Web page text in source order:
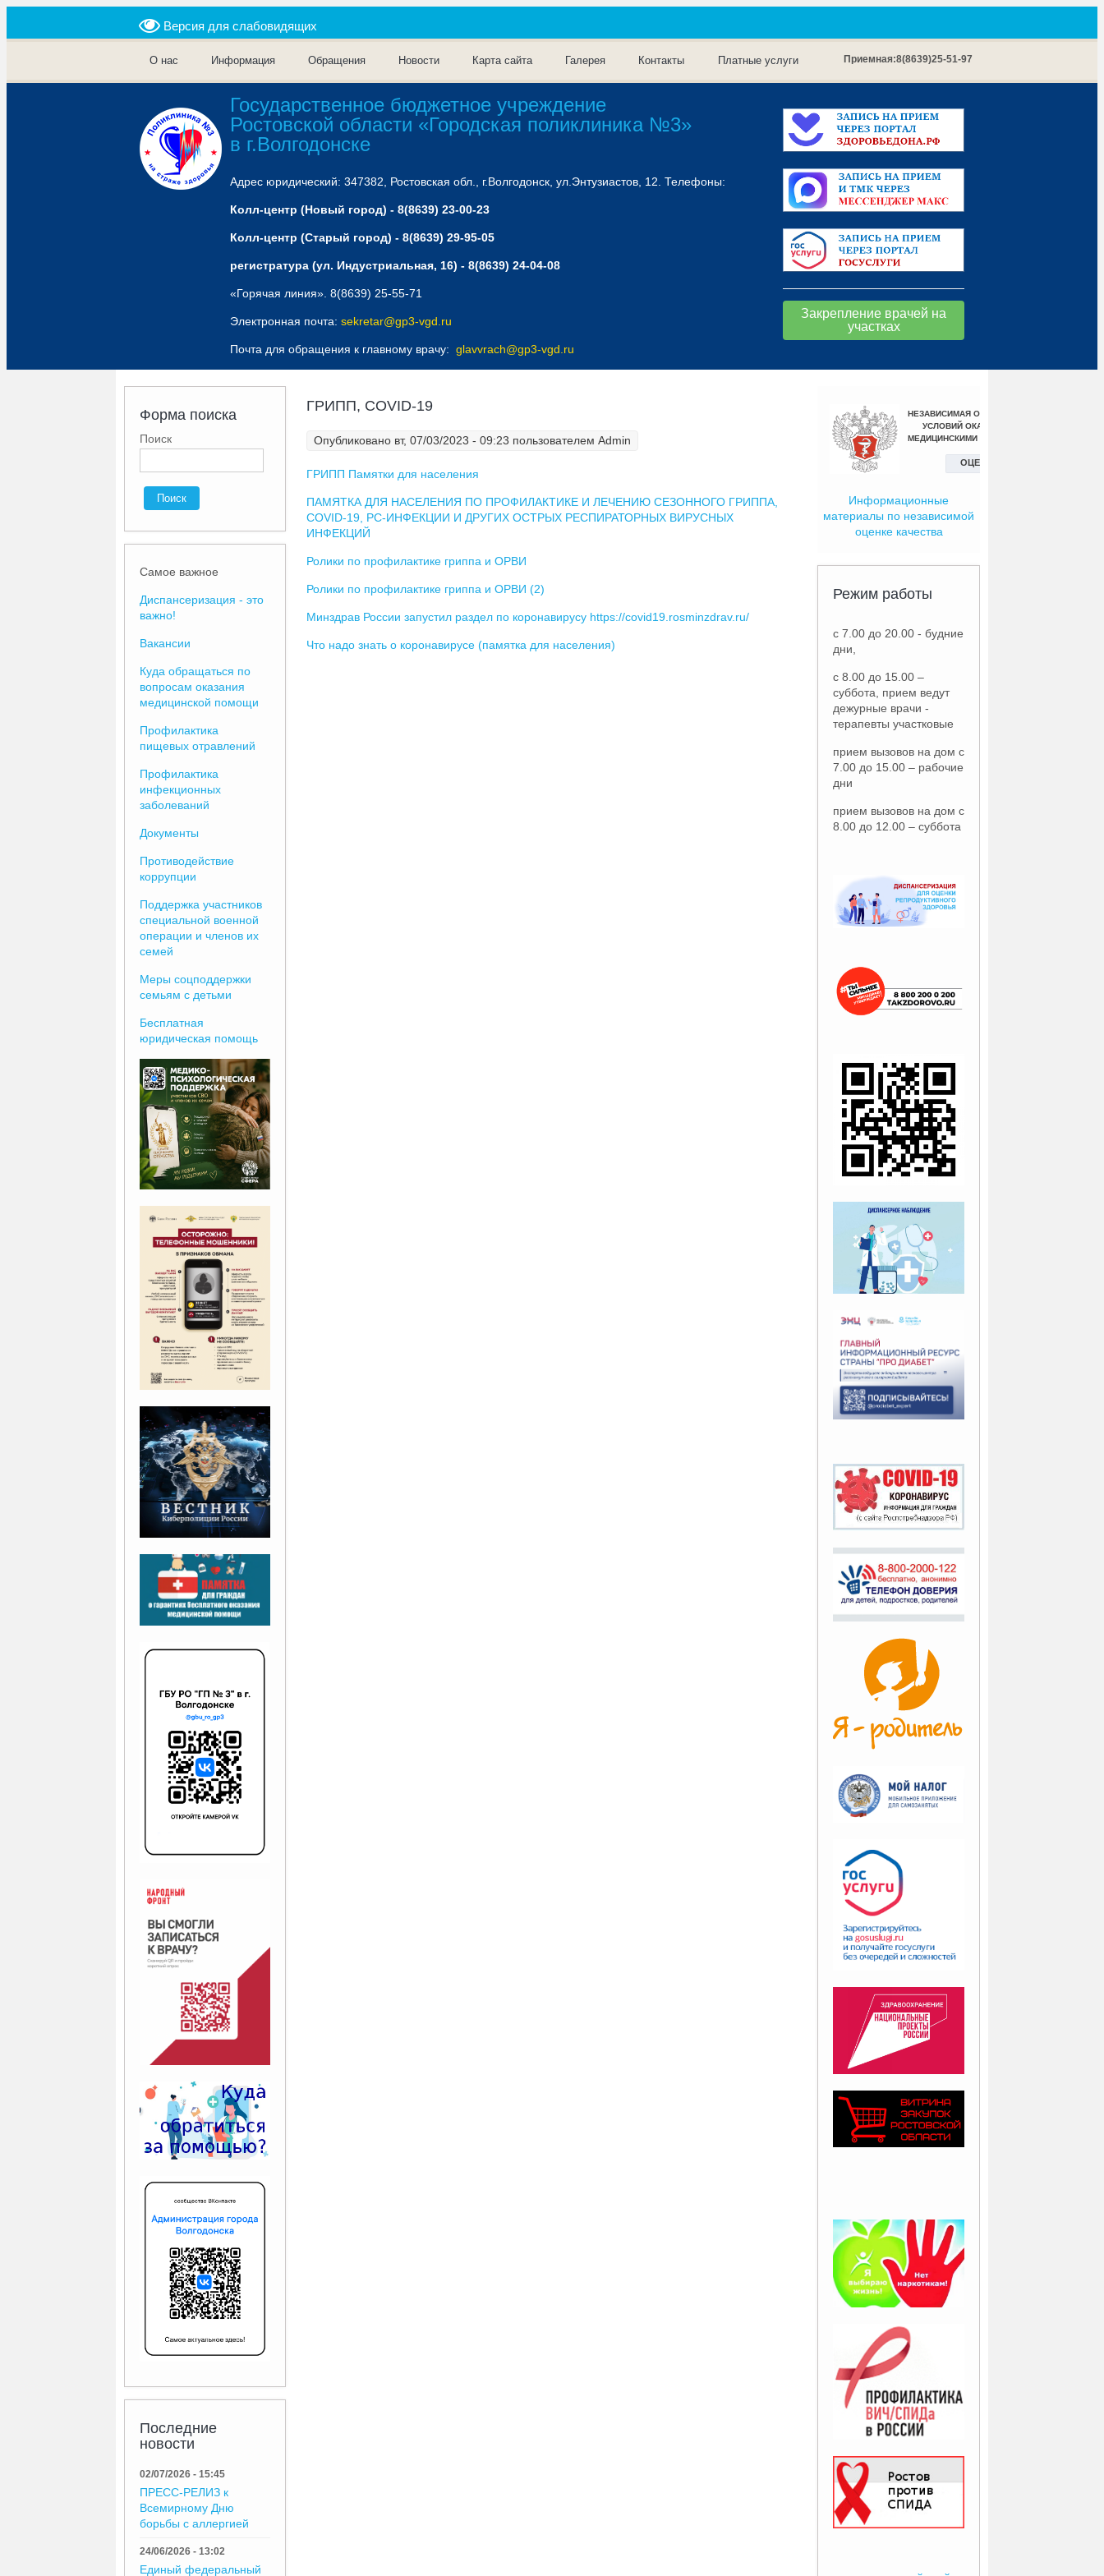
Версия для слабовидящих
Приемная:8(8639)25-51-97
О нас Информация Обращения Новости Карта сайта Галерея Контакты Платные услуги
Государственное бюджетное учреждение
Ростовской области «Городская поликлиника №3»
в г.Волгодонске
Адрес юридический: 347382, Ростовская обл., г.Волгодонск, ул.Энтузиастов, 12. Телефоны:
Колл-центр (Новый город) - 8(8639) 23-00-23
Колл-центр (Старый город) - 8(8639) 29-95-05
регистратура (ул. Индустриальная, 16) - 8(8639) 24-04-08
«Горячая линия». 8(8639) 25-55-71
Электронная почта: sekretar@gp3-vgd.ru
Почта для обращения к главному врачу: glavvrach@gp3-vgd.ru
Закрепление врачей на
участках
ГРИПП, COVID-19
Опубликовано вт, 07/03/2023 - 09:23 пользователемAdmin
ГРИПП Памятки для населения
ПАМЯТКА ДЛЯ НАСЕЛЕНИЯ ПО ПРОФИЛАКТИКЕ И ЛЕЧЕНИЮ СЕЗОННОГО ГРИППА,
COVID-19, РС-ИНФЕКЦИИ И ДРУГИХ ОСТРЫХ РЕСПИРАТОРНЫХ ВИРУСНЫХ
ИНФЕКЦИЙ
Ролики по профилактике гриппа и ОРВИ
Ролики по профилактике гриппа и ОРВИ (2)
Минздрав России запустил раздел по коронавирусу https://covid19.rosminzdrav.ru/
Что надо знать о коронавирусе (памятка для населения)
Форма поиска
Поиск
Самое важное
Диспансеризация - это
важно!
Вакансии
Куда обращаться по
вопросам оказания
медицинской помощи
Профилактика
пищевых отравлений
Профилактика
инфекционных
заболеваний
Документы
Противодействие
коррупции
Поддержка участников
специальной военной
операции и членов их
семей
Меры соцподдержки
семьям с детьми
Бесплатная
юридическая помощь
Последние
новости
02/07/2026 - 15:45
ПРЕСС-РЕЛИЗ к
Всемирному Дню
борьбы с аллергией
24/06/2026 - 13:02
Единый федеральный
Информационные
материалы по независимой
оценке качества
Режим работы
с 7.00 до 20.00 - будние
дни,
с 8.00 до 15.00 –
суббота, прием ведут
дежурные врачи -
терапевты участковые
прием вызовов на дом с
7.00 до 15.00 – рабочие
дни
прием вызовов на дом с
8.00 до 12.00 – суббота